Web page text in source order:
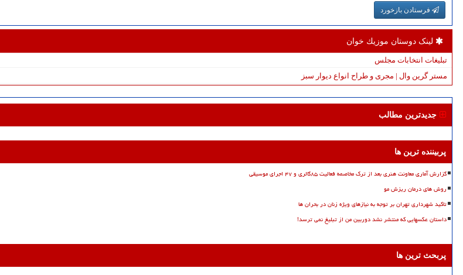
فرستادن بازخورد
لینک دوستان موزیك خوان
تبلیغات انتخابات مجلس
مستر گرین وال | مجری و طراح انواع دیوار سبز
جدیدترین مطالب
پربیننده ترین ها
گزارش آماری معاونت هنری بعد از ترک مخاصمه فعالیت ۸۵گالری و ۴۷ اجرای موسیقی
روش های درمان ریزش مو
تاکید شهرداری تهران بر توجه به نیازهای ویژه زنان در بحران ها
داستان عکسهایی که منتشر نشد دوربین من از تبلیغ نمی ترسد!
پربحث ترین ها